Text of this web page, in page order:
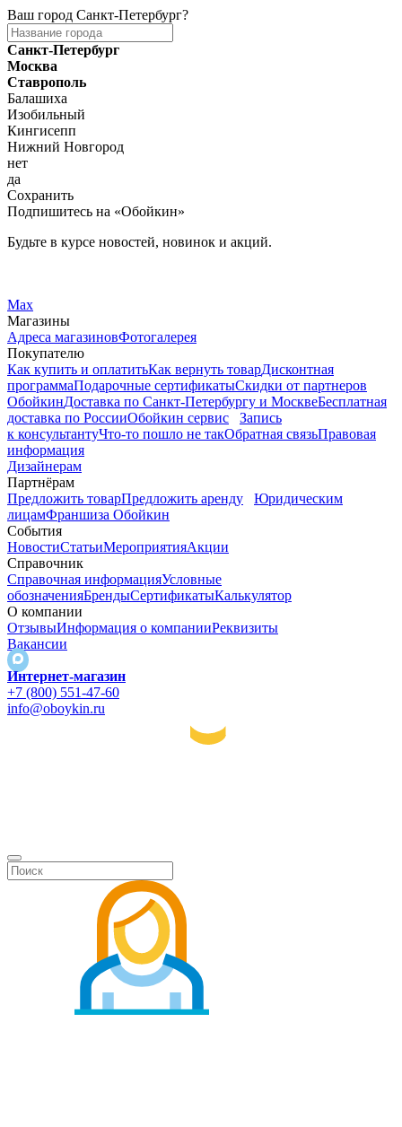
Ваш город Санкт-Петербург?
Санкт-Петербург
Москва
Ставрополь
Балашиха
Изобильный
Кингисепп
Нижний Новгород
нет
да
Сохранить
Подпишитесь на «Обойкин»
Будьте в курсе новостей, новинок и акций.
Max
Магазины
Адреса магазиновФотогалерея
Покупателю
Как купить и оплатитьКак вернуть товарДисконтная
программаПодарочные сертификатыСкидки от партнеров
ОбойкинДоставка по Санкт-Петербургу и МосквеБесплатная
доставка по РоссииОбойкин сервис
Запись
к консультантуЧто-то пошло не такОбратная связьПравовая
информация
Дизайнерам
Партнёрам
Предложить товарПредложить аренду
Юридическим
лицамФраншиза Обойкин
События
НовостиСтатьиМероприятияАкции
Справочник
Справочная информацияУсловные
обозначенияБрендыСертификатыКалькулятор
О компании
ОтзывыИнформация о компанииРеквизиты
Вакансии
Интернет-магазин
+7 (800) 551-47-60
info@oboykin.ru